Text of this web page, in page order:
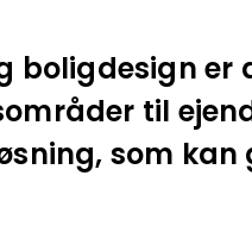
boligdesign
til
som